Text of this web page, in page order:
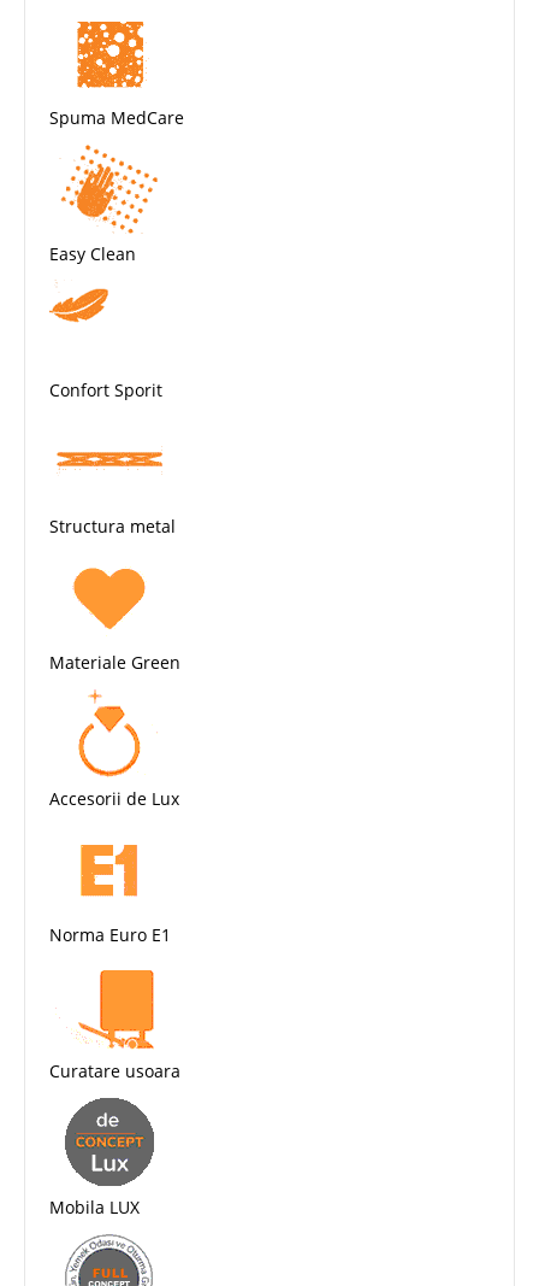
Spuma MedCare
Easy Clean
Confort Sporit
Structura metal
Materiale Green
Accesorii de Lux
Norma Euro E1
Curatare usoara
Mobila LUX